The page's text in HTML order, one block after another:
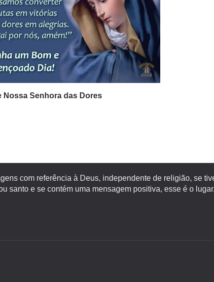
Nossa Senhora das Dores
com referência à Deus, independente de religião, se
santo e se contém uma mensagem positiva, esse é o lugar.